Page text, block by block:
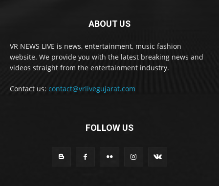
ABOUT US
VR NEWS LIVE is news, entertainment, music fashion
website. We provide you with the latest breaking news and
videos straight from the entertainment industry.
Contact us: contact@vrlivegujarat.com
FOLLOW US